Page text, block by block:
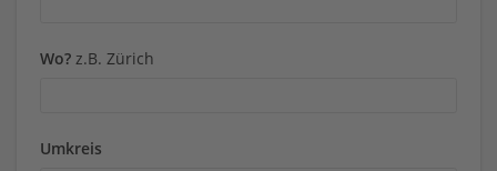
Wo? z.B. Zürich
Umkreis